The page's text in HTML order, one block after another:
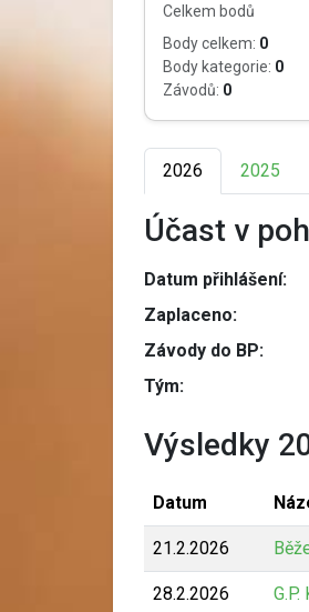
Celkem bodů
Body celkem: 0
Body kategorie: 0
Závodů: 0
2026 2025
Účast v
Datum přihlášení:
Zaplaceno:
Závody do BP:
Tým:
Výsledky
Datum
21.2.2026
28.2.2026